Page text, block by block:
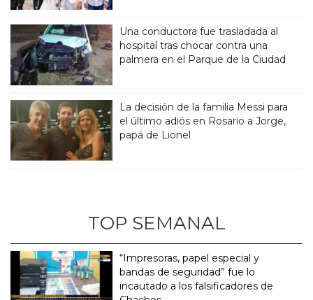
Una conductora fue trasladada al
hospital tras chocar contra una
palmera en el Parque de la Ciudad
La decisión de la familia Messi para
el último adiós en Rosario a Jorge,
papá de Lionel
TOP SEMANAL
“Impresoras, papel especial y
bandas de seguridad” fue lo
incautado a los falsificadores de